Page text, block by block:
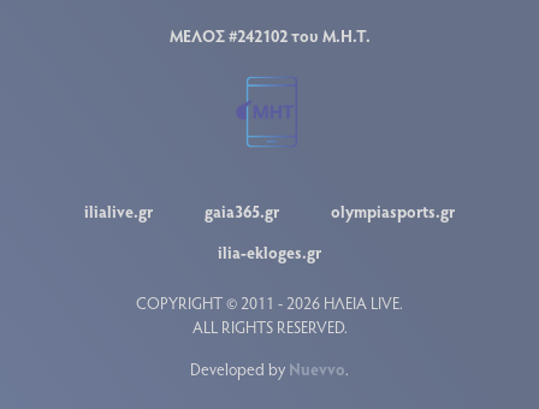
ΜΕΛΟΣ #242102 του Μ.Η.Τ.
ilialive.gr gaia365.gr
olympiasports.gr
ilia-ekloges.gr
COPYRIGHT © 2011 - 2026 ΗΛΕΙΑ LIVE.
ALL RIGHTS RESERVED.
Developed by Nuevvo.